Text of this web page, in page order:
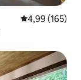
4,99 av 5 i
4,99 (165)